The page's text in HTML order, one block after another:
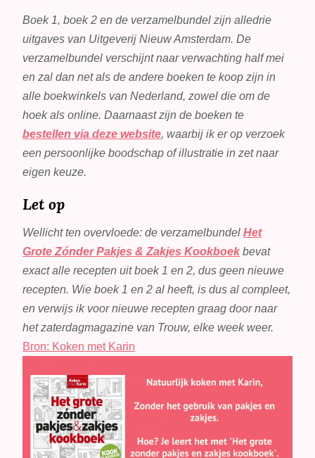
Boek 1, boek 2 en de verzamelbundel zijn alledrie
uitgaves van Uitgeverij Nieuw Amsterdam. De
verzamelbundel verschijnt naar verwachting half mei
en zal dan net als de andere boeken te koop zijn in
alle boekwinkels van Nederland, zowel die om de
hoek als online. Daarnaast zijn de boeken te
bestellen via deze website, waarbij ik er op verzoek
een persoonlijke boodschap of illustratie in zet naar
eigen keuze.
Let op
Wellicht ten overvloede: de verzamelbundelHet
Grote Zónder Pakjes & Zakjes Kookboek bevat
exact alle recepten uit boek 1 en 2, dus geen nieuwe
recepten. Wie boek 1 en 2 al heeft, is dus al compleet,
en verwijs ik voor nieuwe recepten graag door naar
het zaterdagmagazine van Trouw, elke week weer.
Bron: Koken met Karin